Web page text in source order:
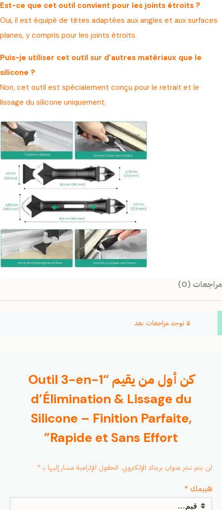
Est-ce que cet outil convient pour les joints étroits ?
Oui, il est équipé de têtes adaptées aux angles et aux surfaces
planes, y compris pour les joints étroits.
Puis-je utiliser cet outil sur d’autres matériaux que le
silicone ?
Non, cet outil est spécialement conçu pour le retrait et le
lissage du silicone uniquement.
مراجعات (0)
لا توجد مراجعات بعد.
كن أول من يقيم “Outil 3-en-1
d’Élimination & Lissage du
Silicone – Finition Parfaite,
Rapide et Sans Effort”
لن يتم نشر عنوان بريدك الإلكتروني. الحقول الإلزامية مشار إليها بـ *
تقييمك *